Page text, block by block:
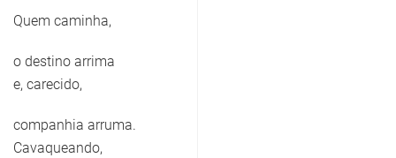
Quem caminha,
o destino arrima
e, carecido,
companhia arruma.
Cavaqueando,